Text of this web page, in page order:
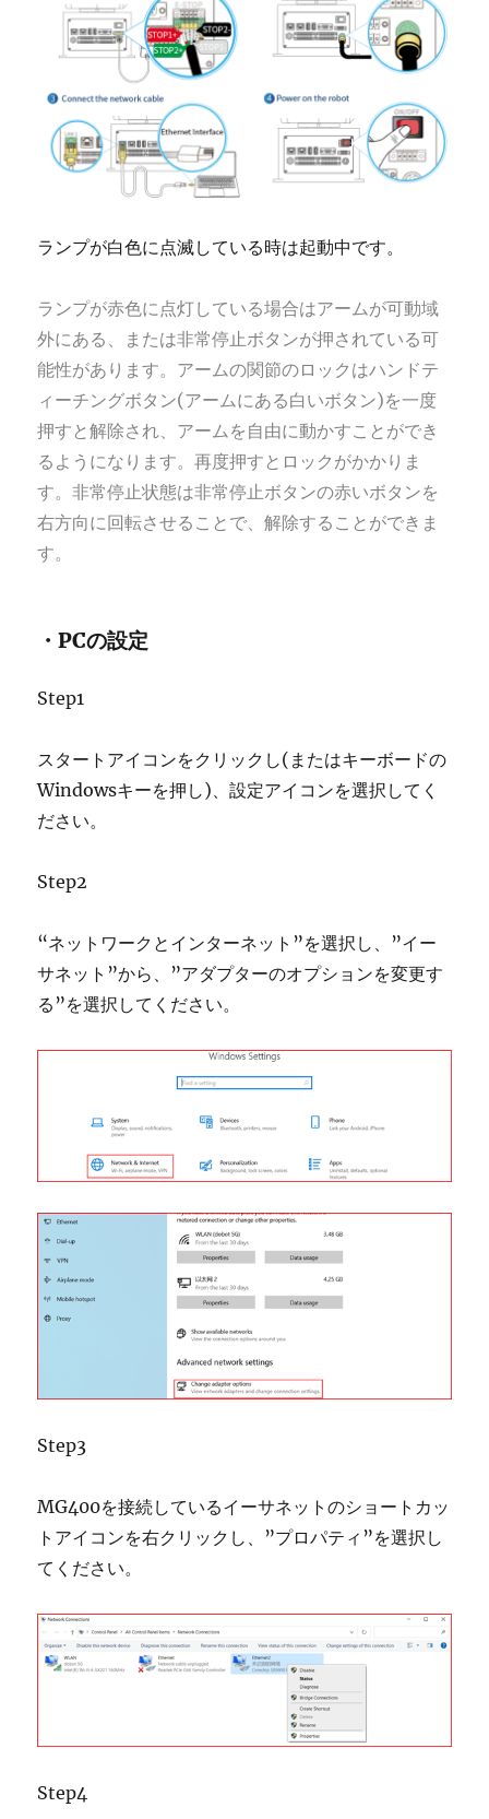
ランプが白色に点滅している時は起動中です。
ランプが赤色に点灯している場合はアームが可動域
外にある、または非常停止ボタンが押されている可
能性があります。 アームの関節のロックはハンドテ
ィーチングボタン(アームにある白いボタン)を一度
押すと解除され、アームを自由に動かすことができ
るようになります。再度押すとロックがかかりま
す。非常停止状態は非常停止ボタンの赤いボタンを
右方向に回転させることで、解除することができま
す。
・PCの設定
Step1
スタートアイコンをクリックし(またはキーボードの
Windowsキーを押し)、設定アイコンを選択してく
ださい。
Step2
“ネットワークとインターネット”を選択し、”イー
サネット”から、”アダプターのオプションを変更す
る”を選択してください。
Step3
MG400を接続しているイーサネットのショートカッ
トアイコンを右クリックし、”プロパティ”を選択し
てください。
Step4